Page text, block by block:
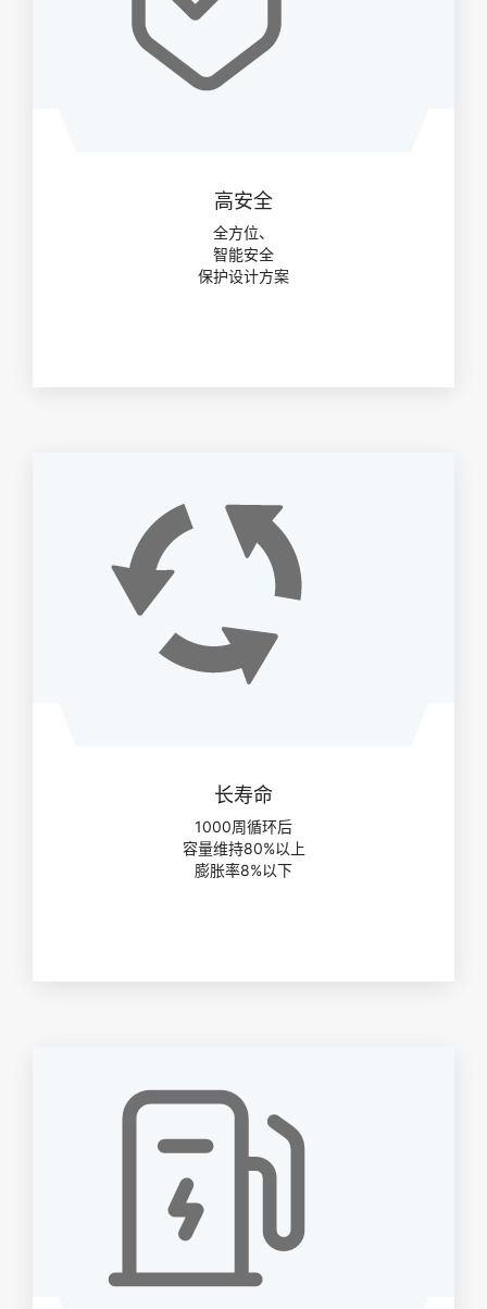
高安全
全方位、
智能安全
保护设计方案
长寿命
1000周循环后
容量维持80%以上
膨胀率8%以下